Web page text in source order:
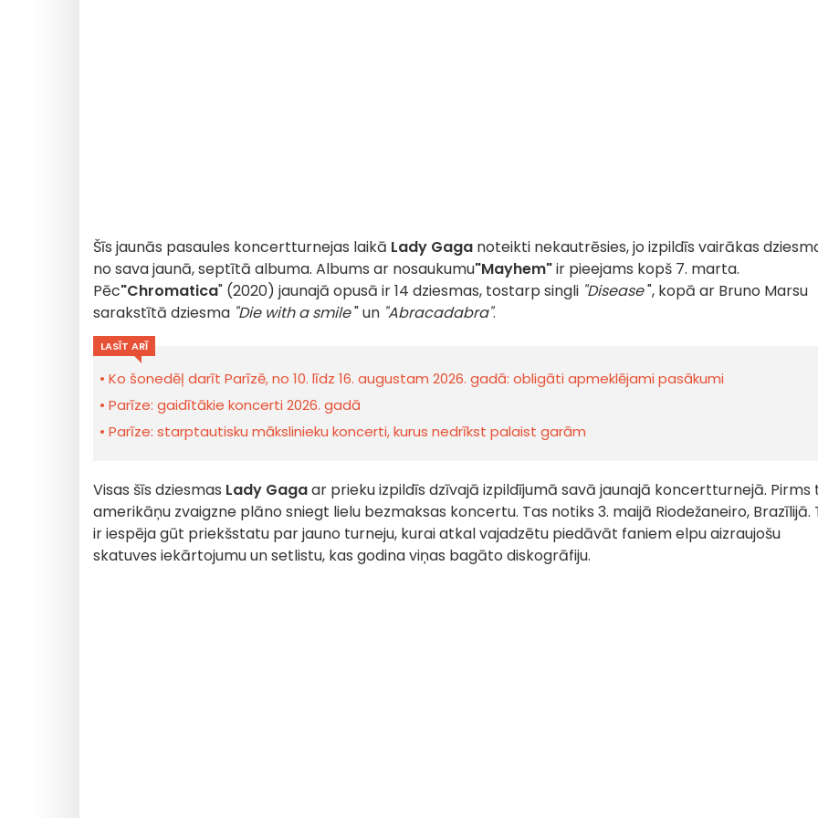
Šīs jaunās pasaules koncertturnejas laikā Lady Gaga noteikti nekautrēsies, jo izpildīs vairākas
no sava jaunā, septītā albuma. Albums ar nosaukumu"Mayhem"ir pieejams kopš 7. marta.
Pēc"Chromatica" (2020) jaunajā opusā ir 14 dziesmas, tostarp singli "Disease", kopā ar Bruno Marsu
sarakstītā dziesma "Die with a smile" un "Abracadabra".
LASĪT ARĪ
Ko šonedēļ darīt Parīzē, no 10. līdz 16. augustam 2026. gadā: obligāti apmeklējami pasākumi
Parīze: gaidītākie koncerti 2026. gadā
Parīze: starptautisku mākslinieku koncerti, kurus nedrīkst palaist garām
Visas šīs dziesmas Lady Gagaar prieku izpildīs dzīvajā izpildījumā savā jaunajā koncertturnejā. Pirms
amerikāņu zvaigzne plāno sniegt lielu bezmaksas koncertu. Tas notiks 3. maijā Riodežaneiro, Brazīlijā.
ir iespēja gūt priekšstatu par jauno turneju, kurai atkal vajadzētu piedāvāt faniem elpu aizraujošu
skatuves iekārtojumu un setlistu, kas godina viņas bagāto diskogrāfiju.